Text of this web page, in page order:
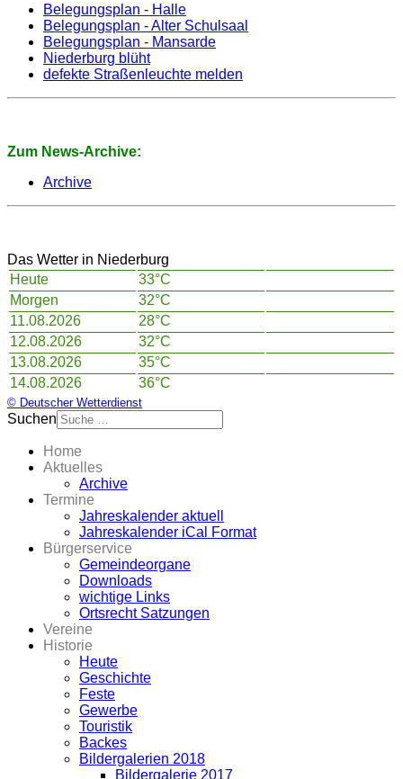
Belegungsplan - Halle
Belegungsplan - Alter Schulsaal
Belegungsplan - Mansarde
Niederburg blüht
defekte Straßenleuchte melden
Zum News-Archive:
Archive
Das Wetter in Niederburg
Heute
33°C
Morgen
32°C
11.08.2026
28°C
12.08.2026
32°C
13.08.2026
35°C
14.08.2026
36°C
© Deutscher Wetterdienst
Suchen
Home
Aktuelles
Archive
Termine
Jahreskalender aktuell
Jahreskalender iCal Format
Bürgerservice
Gemeindeorgane
Downloads
wichtige Links
Ortsrecht Satzungen
Vereine
Historie
Heute
Geschichte
Feste
Gewerbe
Touristik
Backes
Bildergalerien 2018
Bildergalerie 2017